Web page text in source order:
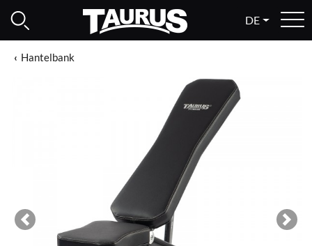
DE
Hantelbank
Previous Next